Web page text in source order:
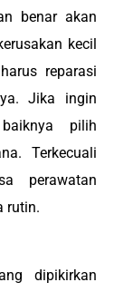
benar akan
kecil
reparasi
Jika ingin
pilih
Terkecuali
perawatan
rutin.
dipikirkan